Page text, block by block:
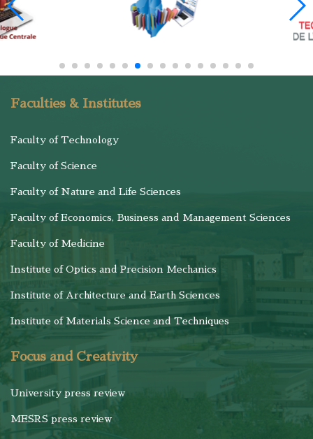
Faculties & Institutes
Faculty of Technology
Faculty of Science
Faculty of Nature and Life Sciences
Faculty of Economics, Business and Management Sciences
Faculty of Medicine
Institute of Optics and Precision Mechanics
Institute of Architecture and Earth Sciences
Institute of Materials Science and Techniques
Focus and Creativity
University press review
MESRS press review